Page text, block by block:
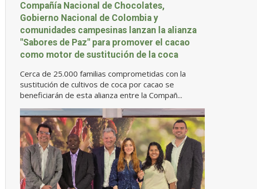
Compañía Nacional de Chocolates,
Gobierno Nacional de Colombia y
comunidades campesinas lanzan la alianza
"Sabores de Paz" para promover el cacao
como motor de sustitución de la coca
Cerca de 25.000 familias comprometidas con la
sustitución de cultivos de coca por cacao se
beneficiarán de esta alianza entre la Compañ...